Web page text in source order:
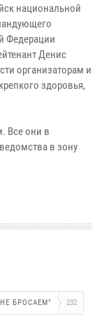
национальной
Федерации
Денис
организаторам и
здоровья,
Все они в
в зону
БРОСАЕМ" 232